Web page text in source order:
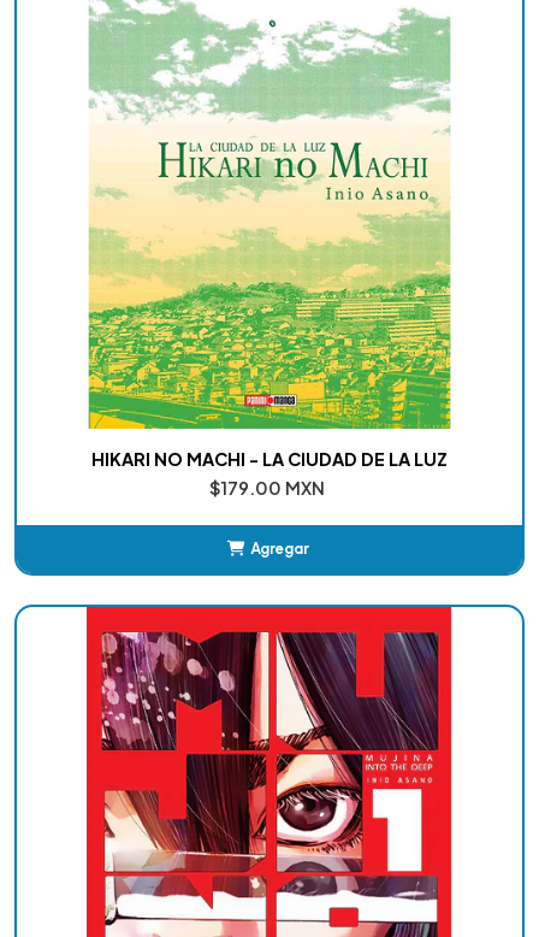
HIKARI NO MACHI - LA CIUDAD DE LA LUZ
$179.00 MXN
Agregar